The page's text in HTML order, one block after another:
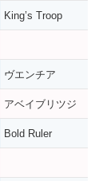
King’s Troop
ヴエンチア
アベイブリツジ
Bold Ruler